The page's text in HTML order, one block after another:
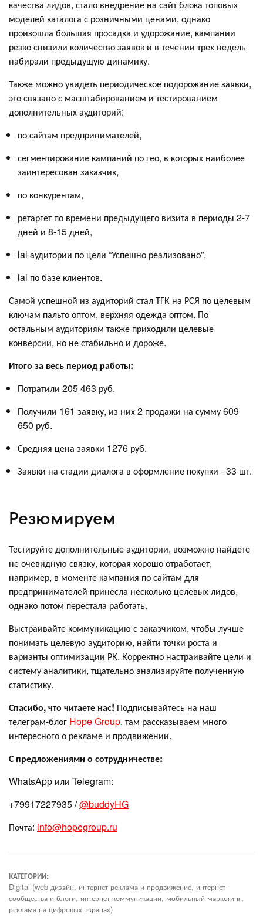
качества лидов, стало внедрение на сайт блока топовых
моделей каталога с розничными ценами, однако
произошла большая просадка и удорожание, кампании
резко снизили количество заявок и в течении трех недель
набирали предыдущую динамику.
Также можно увидеть периодическое подорожание заявки,
это связано с масштабированием и тестированием
дополнительных аудиторий:
по сайтам предпринимателей,
сегментирование кампаний по гео, в которых наиболее
заинтересован заказчик,
по конкурентам,
ретаргет по времени предыдущего визита в периоды 2-7
дней и 8-15 дней,
lal аудитории по цели “Успешно реализовано”,
lal по базе клиентов.
Самой успешной из аудиторий стал ТГК на РСЯ по целевым
ключам пальто оптом, верхняя одежда оптом. По
остальным аудиториям также приходили целевые
конверсии, но не стабильно и дороже.
Итого за весь период работы:
Потратили 205 463 руб.
Получили 161 заявку, из них 2 продажи на сумму 609
650 руб.
Средняя цена заявки 1276 руб.
Заявки на стадии диалога в оформление покупки - 33 шт.
Резюмируем
Тестируйте дополнительные аудитории, возможно найдете
не очевидную связку, которая хорошо отработает,
например, в моменте кампания по сайтам для
предпринимателей принесла несколько целевых лидов,
однако потом перестала работать.
Выстраивайте коммуникацию с заказчиком, чтобы лучше
понимать целевую аудиторию, найти точки роста и
варианты оптимизации РК. Корректно настраивайте цели и
систему аналитики, тщательно анализируйте полученную
статистику.
Спасибо, что читаете нас! Подписывайтесь на наш
телеграм-блог Hope Group, там рассказываем много
интересного о рекламе и продвижении.
С предложениями о сотрудничестве:
WhatsApp или Telegram:
+79917227935 /@buddyHG
Почта: info@hopegroup.ru
КАТЕГОРИИ:
Digital (web-дизайн, интернет-реклама и продвижение, интернет-
сообщества и блоги, интернет-коммуникации, мобильный маркетинг,
реклама на цифровых экранах)